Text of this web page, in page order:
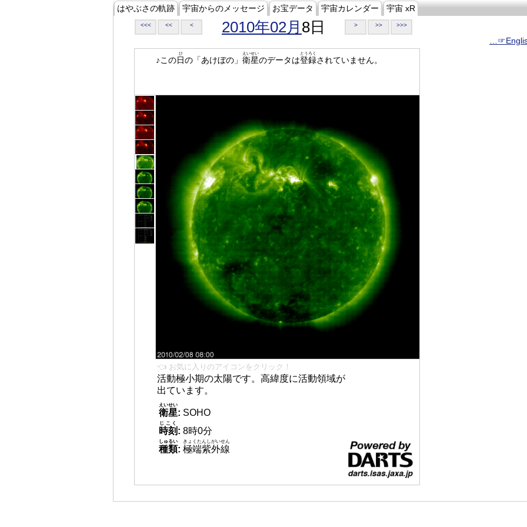
はやぶさの軌跡 宇宙からのメッセージ お宝データ 宇宙カレンダー 宇宙 xR
<<< << < 2010年02月 8日 > >> >>>
♪この日
ひ
の「あけぼの」 衛星
えいせい
のデータは登録
とうろく
されていません。
👈 お気に入りのアイコンをクリック！
活動極小期の太陽です。高緯度に活動領域が
出ています。
衛星
えいせい
: SOHO
時刻
じこく
: 8時0分
種類
しゅるい
: 極端紫外線
きょくたんしがいせん